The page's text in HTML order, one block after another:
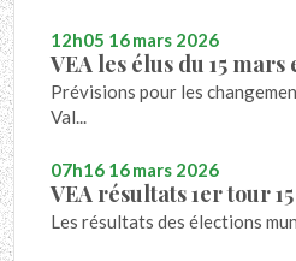
12h05 16mars 2026
VEA les élus du 15 mars
Prévisions pour les
Val...
07h16 16mars 2026
VEA résultats 1er tour
Les résultats des élections